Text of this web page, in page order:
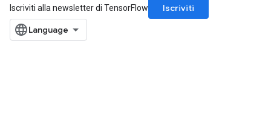
Iscriviti alla newsletter di TensorFlow
Iscriviti